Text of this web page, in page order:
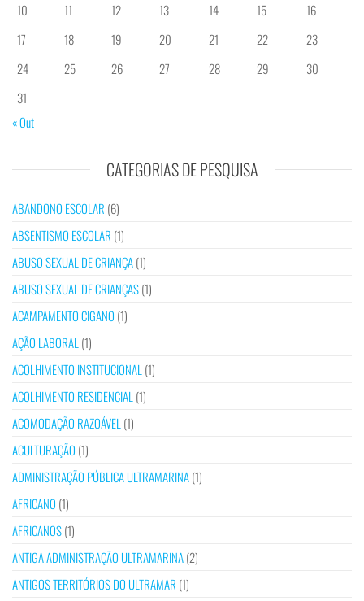
10
11 12 13 14 15
16
17
18 19 20 21 22
23
24
25 26 27 28 29
30
31
« Out
CATEGORIAS DE PESQUISA
ABANDONO ESCOLAR (6)
ABSENTISMO ESCOLAR (1)
ABUSO SEXUAL DE CRIANÇA(1)
ABUSO SEXUAL DE CRIANÇAS(1)
ACAMPAMENTO CIGANO (1)
AÇÃO LABORAL (1)
ACOLHIMENTO INSTITUCIONAL (1)
ACOLHIMENTO RESIDENCIAL (1)
ACOMODAÇÃO RAZOÁVEL (1)
ACULTURAÇÃO (1)
ADMINISTRAÇÃO PÚBLICA ULTRAMARINA(1)
AFRICANO (1)
AFRICANOS(1)
ANTIGA ADMINISTRAÇÃO ULTRAMARINA(2)
ANTIGOS TERRITÓRIOS DO ULTRAMAR (1)